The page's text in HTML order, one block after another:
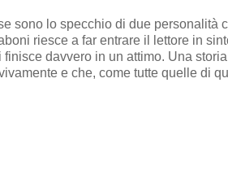
sono lo specchio di due personalità
riesce a far entrare il lettore in
davvero in un attimo. Una
e che, come tutte quelle di